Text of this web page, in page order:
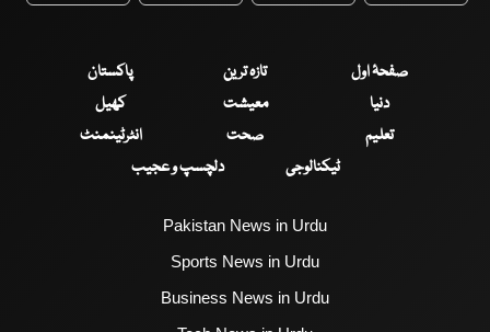
صفحۂ اول تازہ ترین
پاکستان
دنیا
معیشت
کھیل
تعلیم
صحت
انٹرٹینمنٹ
ٹیکنالوجی
دلچسپ و عجیب
Pakistan News in Urdu
Sports News in Urdu
Business News in Urdu